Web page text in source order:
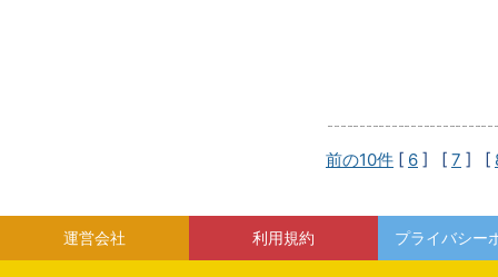
前の10件 [ 6 ] [ 7 ] [
運営会社 利用規約 プライバシー